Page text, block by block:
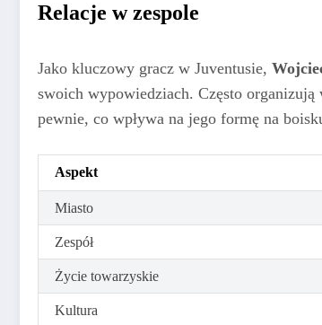
Relacje w zespole
Jako kluczowy gracz w Juventusie,
swoich wypowiedziach. Często
pewnie, co wpływa na jego formę na
Aspekt
Miasto
Zespół
Życie towarzyskie
Kultura